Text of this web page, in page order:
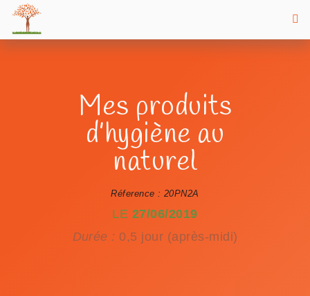
Mes produits
d’hygiène au
naturel
Réference : 20PN2A
LE 27/06/2019
Durée : 0,5 jour (après-midi)